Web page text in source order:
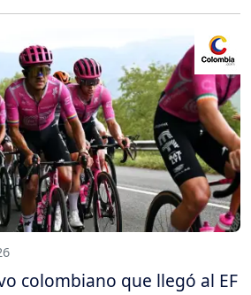
colombiano que llegó al EF